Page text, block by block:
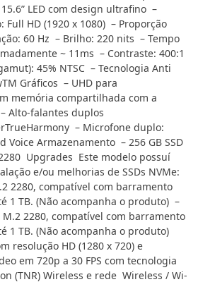
LED com design ultrafino –
Full HD (1920 x 1080) – Proporção
60 Hz – Brilho: 220 nits – Tempo
~ 11ms – Contraste: 400:1
45% NTSC – Tecnologia Anti
Gráficos – UHD para
memória compartilhada com a
Alto-falantes duplos
– Microfone duplo:
Voice Armazenamento – 256 GB SSD
Upgrades Este modelo possuí
e/ou melhorias de SSDs NVMe:
2280, compatível com barramento
1 TB. (Não acompanha o produto) –
2280, compatível com barramento
1 TB. (Não acompanha o produto)
resolução HD (1280 x 720) e
em 720p a 30 FPS com tecnologia
(TNR) Wireless e rede Wireless / Wi-